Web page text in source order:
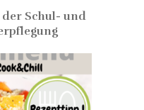
Schul- und